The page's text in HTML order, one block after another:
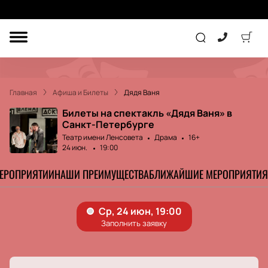
ДРУГОЕ
ПОДАРОЧНЫЕ
СЕРТИФИКАТЫ
Комедия
Главная Афиша и Билеты Дядя Ваня
Билеты на спектакль «Дядя Ваня» в
Санкт-Петербурге
Театр имени Ленсовета Драма
16+
24 июн.
19:00
НАШИ ПРЕИМУЩЕСТВАБЛИЖАЙШИЕ МЕРОПРИЯТИЯ